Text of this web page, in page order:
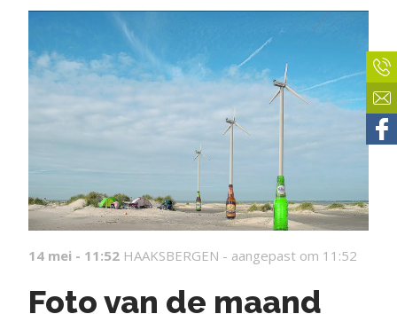
14 mei - 11:52 HAAKSBERGEN - aangepast om 11:52
Foto van de maand